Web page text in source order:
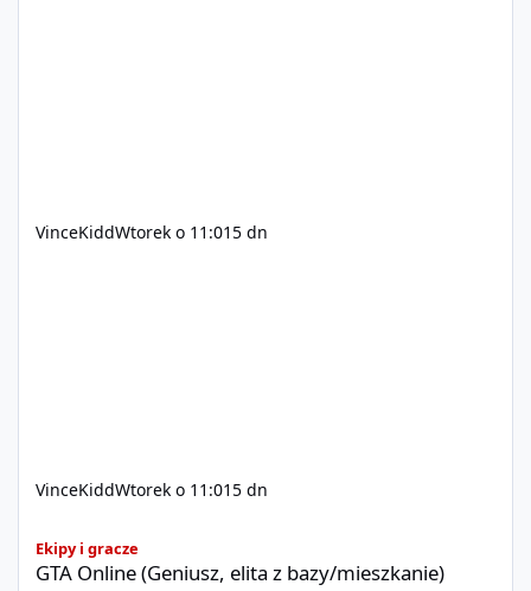
VinceKiddWtorek o 11:015 dn
VinceKiddWtorek o 11:015 dn
Ekipy i gracze
GTA Online (Geniusz, elita z bazy/mieszkanie)